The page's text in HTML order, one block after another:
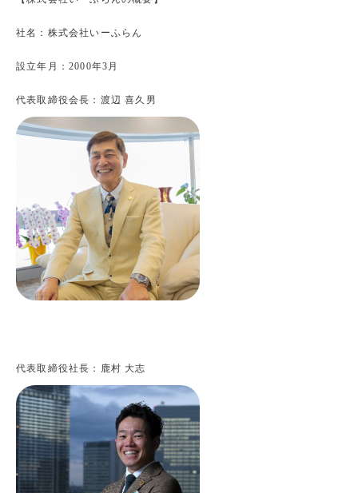
社名：株式会社いーふらん
設立年月：2000年3月
代表取締役会長：渡辺 喜久男
代表取締役社長：鹿村 大志